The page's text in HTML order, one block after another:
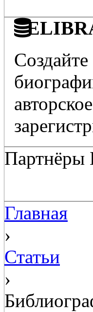
Партнёры
Главная
›
Статьи
›